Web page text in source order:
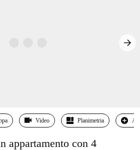
Video Planimetria
appartamento con 4